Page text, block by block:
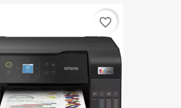
favorite_border